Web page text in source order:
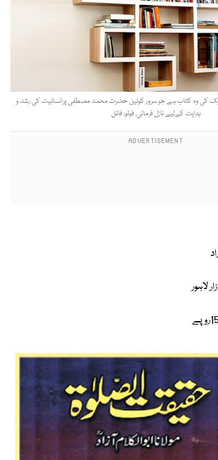
کی وہ کتاب ہے جو سرور کونین حضرت محمد مصطفیٰ پرانسانیت کی رشد و
ہدایت کےلیے نازل فرمائی. فوٹو: فائل
لاہور